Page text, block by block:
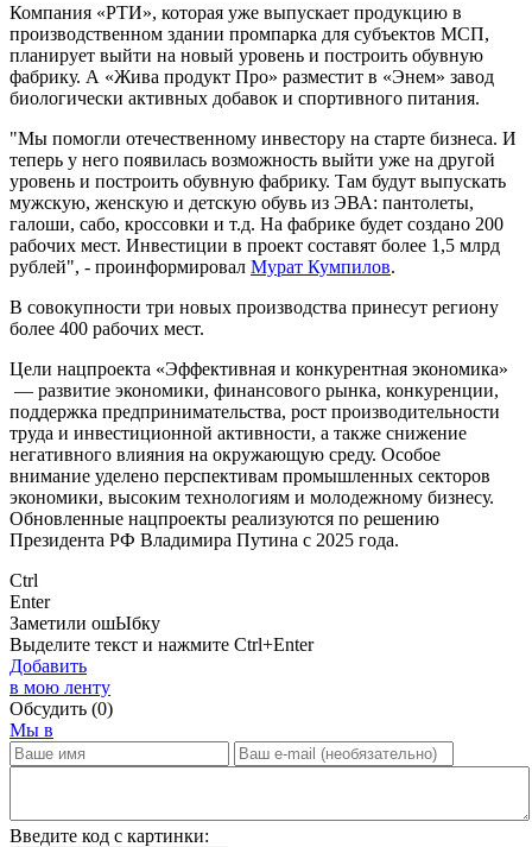
Компания «РТИ», которая уже выпускает продукцию в
производственном здании промпарка для субъектов МСП,
планирует выйти на новый уровень и построить обувную
фабрику. А «Жива продукт Про» разместит в «Энем» завод
биологически активных добавок и спортивного питания.
"Мы помогли отечественному инвестору на старте бизнеса. И
теперь у него появилась возможность выйти уже на другой
уровень и построить обувную фабрику. Там будут выпускать
мужскую, женскую и детскую обувь из ЭВА: пантолеты,
галоши, сабо, кроссовки и т.д. На фабрике будет создано 200
рабочих мест. Инвестиции в проект составят более 1,5 млрд
рублей", - проинформировал Мурат Кумпилов.
В совокупности три новых производства принесут региону
более 400 рабочих мест.
Цели нацпроекта «Эффективная и конкурентная экономика»
— развитие экономики, финансового рынка, конкуренции,
поддержка предпринимательства, рост производительности
труда и инвестиционной активности, а также снижение
негативного влияния на окружающую среду. Особое
внимание уделено перспективам промышленных секторов
экономики, высоким технологиям и молодежному бизнесу.
Обновленные нацпроекты реализуются по решению
Президента РФ Владимира Путина с 2025 года.
Ctrl
Enter
Заметили ошЫбку
Выделите текст и нажмите Ctrl+Enter
Добавить
в мою ленту
Обсудить (0)
Мы в
Введите код с картинки: